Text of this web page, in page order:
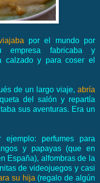
por el mundo por
fabricaba y
calzado y para coser el
de un largo viaje, abría
del salón y repartía
sus aventuras. Era un
perfumes para
y papayas (que en
España), alfombras de la
de videojuegos y casi
su hija(regalo de algún